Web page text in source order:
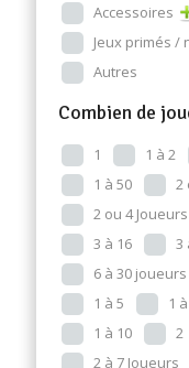
Accessoires
Jeux primés /
Autres
Combien de
1 1 à 2
1 à 50
2
2 ou 4 Joueurs
3 à 16
3
6 à 30 joueurs
1 à 5
1
1 à 10
2
2 à 7 Joueurs